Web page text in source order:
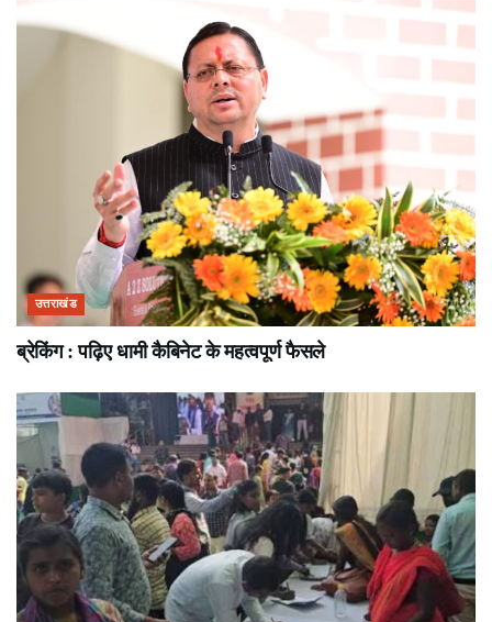
उत्तराखंड
ब्रेकिंग : पढ़िए धामी कैबिनेट के महत्वपूर्ण फैसले